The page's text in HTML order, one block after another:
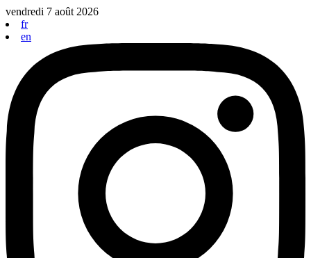
Aller
au
contenu
vendredi 7 août 2026
fr
en